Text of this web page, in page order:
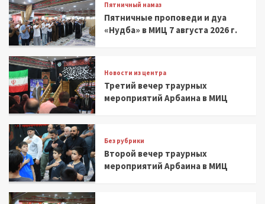
Пятничный намаз
Пятничные проповеди и дуа
«Нудба» в МИЦ 7 августа 2026 г.
Новости из центра
Третий вечер траурных
мероприятий Арбаина в МИЦ
Без рубрики
Второй вечер траурных
мероприятий Арбаина в МИЦ